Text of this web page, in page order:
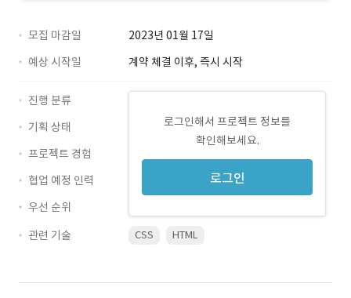
모집 마감일
2023년 01월 17일
예상 시작일
계약 체결 이후, 즉시 시작
로그인해서 프로젝트 정보를
확인해보세요.
로그인
진행 분류
기획 상태
프로젝트 경험
협업 예정 인력
우선 순위
관련 기술
CSS HTML